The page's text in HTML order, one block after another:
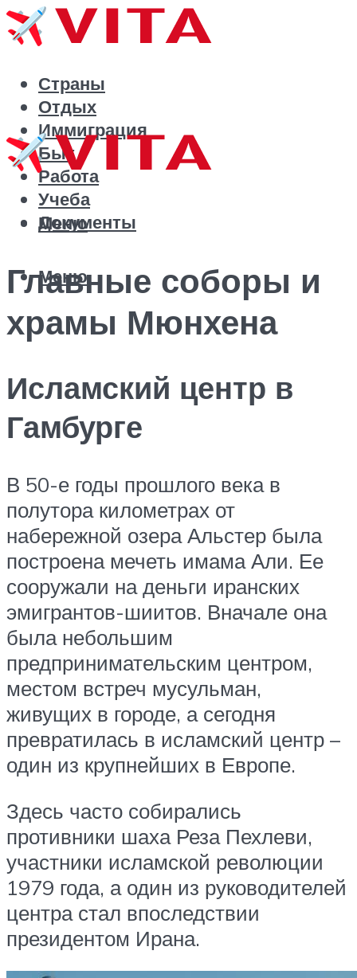
Страны
Отдых
Иммиграция
Быт
Работа
Учеба
Документы
Меню
Меню
Главные соборы и
храмы Мюнхена
Исламский центр в
Гамбурге
В 50-е годы прошлого века в
полутора километрах от
набережной озера Альстер была
построена мечеть имама Али. Ее
сооружали на деньги иранских
эмигрантов-шиитов. Вначале она
была небольшим
предпринимательским центром,
местом встреч мусульман,
живущих в городе, а сегодня
превратилась в исламский центр –
один из крупнейших в Европе.
Здесь часто собирались
противники шаха Реза Пехлеви,
участники исламской революции
1979 года, а один из руководителей
центра стал впоследствии
президентом Ирана.